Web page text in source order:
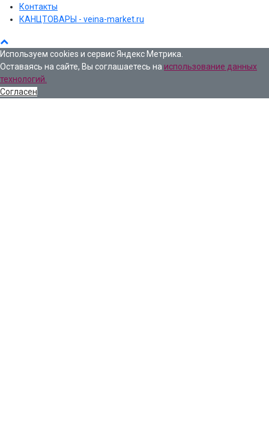
Контакты
КАНЦТОВАРЫ - veina-market.ru
Используем cookies и сервис Яндекс Метрика.
Оставаясь на сайте, Вы соглашаетесь на использование данных
технологий.
Согласен